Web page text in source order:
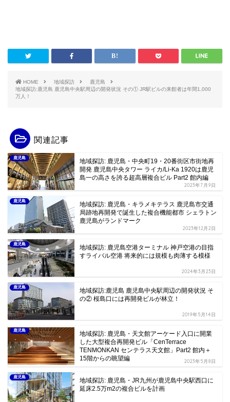
HOME 地域探訪
鹿児島
地域探訪:鹿児島 鹿児島中央駅周辺の開発状況 その① JR駅ビルの来館者は年間1,000
万人！
関連記事
鹿児島
地域探訪: 鹿児島・中央町19・20番街区市街地再
開発 鹿児島中央タワー ライカ/Li-Ka 1920は鹿児
島一の高さを誇る超高層複合ビル Part2 館内編
2023年7月9日
鹿児島
地域探訪: 鹿児島・キラメキテラス 鹿児島市交通
局跡地再開発で誕生した複合機能都市 シェラトン
鹿児島がランドマーク
2023年12月2日
鹿児島
地域探訪: 鹿児島空港ターミナル 神戸空港の目指
すライバル空港 将来的には規模も肉薄する模様
2024年3月23日
鹿児島
地域探訪:鹿児島 鹿児島中央駅周辺の開発状況 そ
の② 桜島口には再開発ビルが林立！
2019年5月14日
鹿児島
地域探訪: 鹿児島・天文館アーケード入口に開業
した大型複合再開発ビル「CenTerrace
TENMONKAN センテラス天文館」Part2 館内＋
15階からの眺望編
2023年5月8日
鹿児島
地域探訪: 鹿児島・JR九州が鹿児島中央駅西口に
延床2.5万m2の複合ビルを計画